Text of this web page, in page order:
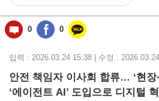
0 0
입력 : 2026.03.24 15:38 | 수정 :
안전 책임자 이사회 합류… ‘현장
‘에이전트 AI’ 도입으로 디지털